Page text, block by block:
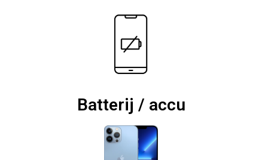
Batterij / accu